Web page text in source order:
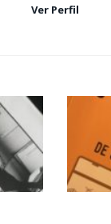
Ver Perfil